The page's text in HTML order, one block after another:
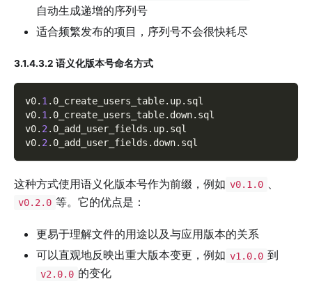
自动生成递增的序列号
适合频繁发布的项目，序列号不会很快耗尽
3.1.4.3.2 语义化版本号命名方式
v0. 1 . 0_create_users_table. up. sql
v0. 1 . 0_create_users_table. down. sql
v0. 2 . 0_add_user_fields . up. sql
v0. 2 . 0_add_user_fields . down. sql
这种方式使用语义化版本号作为前缀，例如 v0.1.0 、
v0.2.0 等。它的优点是：
更易于理解文件的用途以及与应用版本的关系
可以直观地反映出重大版本变更，例如 v1.0.0 到
v2.0.0 的变化